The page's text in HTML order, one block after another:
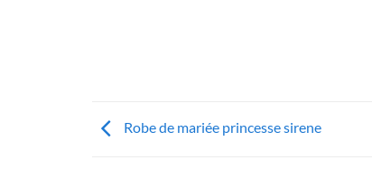
Robe de mariée princesse sirene